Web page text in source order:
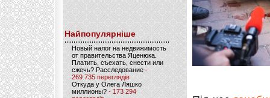
Найпопулярніше
Новый налог на недвижимость
от правительства Яценюка.
Платить, съехать, снести или
сжечь? Расследование-
269 735 переглядів
Откуда у Олега Ляшко
миллионы? - 173 294